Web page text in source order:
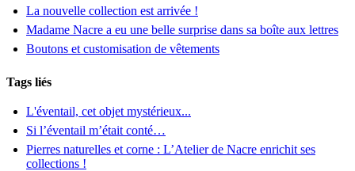
La nouvelle collection est arrivée !
Madame Nacre a eu une belle surprise dans sa boîte aux lettres
Boutons et customisation de vêtements
Tags liés
L'éventail, cet objet mystérieux...
Si l’éventail m’était conté…
Pierres naturelles et corne : L’Atelier de Nacre enrichit ses
collections !